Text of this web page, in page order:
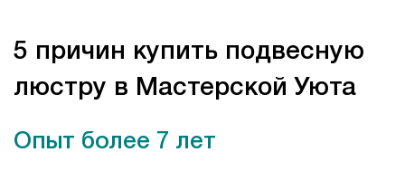
5 причин купить подвесную
люстру в Мастерской Уюта
Опыт более 7 лет